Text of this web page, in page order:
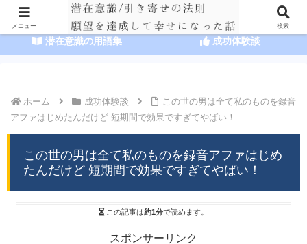
HOME 潜在意識の達人まとめ
潜在意識の用語集 成功体験談
ホーム 成功体験談
この世の男は全て私のものを録音
アファはじめたんだけど 短期間で効果ですぎてやばい！
この世の男は全て私のものを録音アファはじめ
たんだけど 短期間で効果ですぎてやばい！
この記事は約1分で読めます。
スポンサーリンク
メニュー 検索